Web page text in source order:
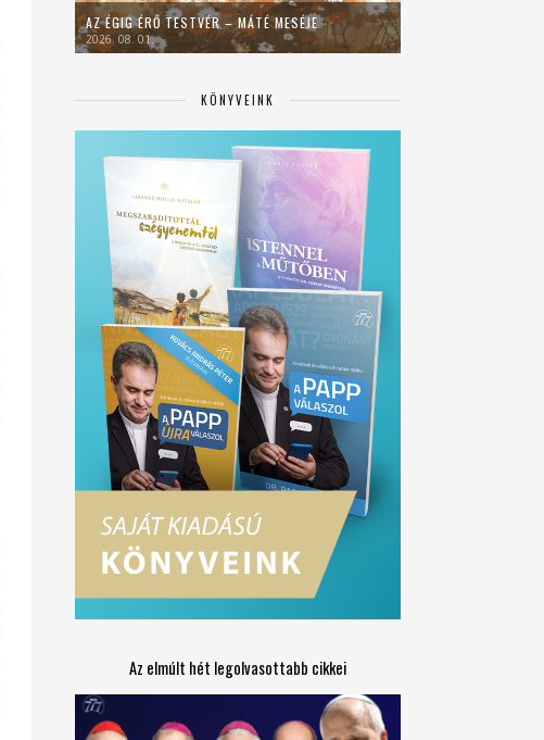
AZ ÉGIG ÉRŐ TESTVÉR – MÁTÉ MESÉJE
2026. 08. 01.
KÖNYVEINK
Az elmúlt hét legolvasottabb cikkei